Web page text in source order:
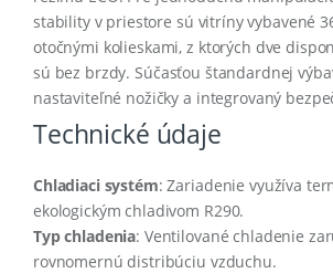
stability v priestore sú vitríny vybavené
otočnými kolieskami, z ktorých dve
sú bez brzdy. Súčasťou štandardnej
nastaviteľné nožičky a integrovaný
Technické údaje
Chladiaci systém: Zariadenie využíva
ekologickým chladivom R290.
Typ chladenia: Ventilované chladenie
rovnomernú distribúciu vzduchu.